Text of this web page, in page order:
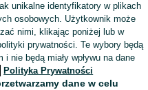
aby skontaktować się z
unikalne identyfikatory w plikach
osobowych. Użytkownik może
nimi, klikając poniżej lub w
prywatności. Te wybory będą
nie będą miały wpływu na dane
Polityka Prywatności
dane w celu